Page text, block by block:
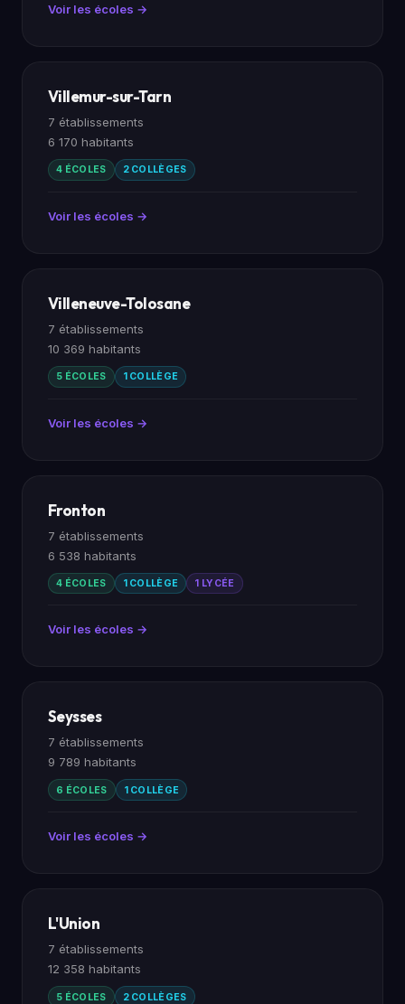
Voir les écoles →
Villemur-sur-Tarn
7 établissements
6 170 habitants
4 ÉCOLES 2 COLLÈGES
Voir les écoles →
Villeneuve-Tolosane
7 établissements
10 369 habitants
5 ÉCOLES 1 COLLÈGE
Voir les écoles →
Fronton
7 établissements
6 538 habitants
4 ÉCOLES 1 COLLÈGE 1 LYCÉE
Voir les écoles →
Seysses
7 établissements
9 789 habitants
6 ÉCOLES 1 COLLÈGE
Voir les écoles →
L'Union
7 établissements
12 358 habitants
5 ÉCOLES 2 COLLÈGES